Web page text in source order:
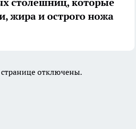
жира и острого ножа
отключены.